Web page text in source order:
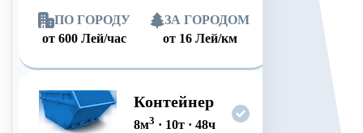
ПО ГОРОДУ
от 600 Лей/час
ЗА ГОРОДОМ
от 16 Лей/км
Контейнер
8м3 · 10т· 48ч